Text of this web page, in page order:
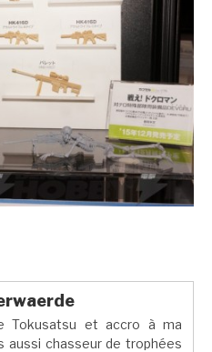
Tokusatsu et accro à ma
aussi chasseur de trophées